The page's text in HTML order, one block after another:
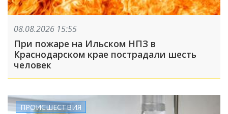
08.08.2026 15:55
При пожаре на Ильском НПЗ в
Краснодарском крае пострадали шесть
человек
ПРОИСШЕСТВИЯ